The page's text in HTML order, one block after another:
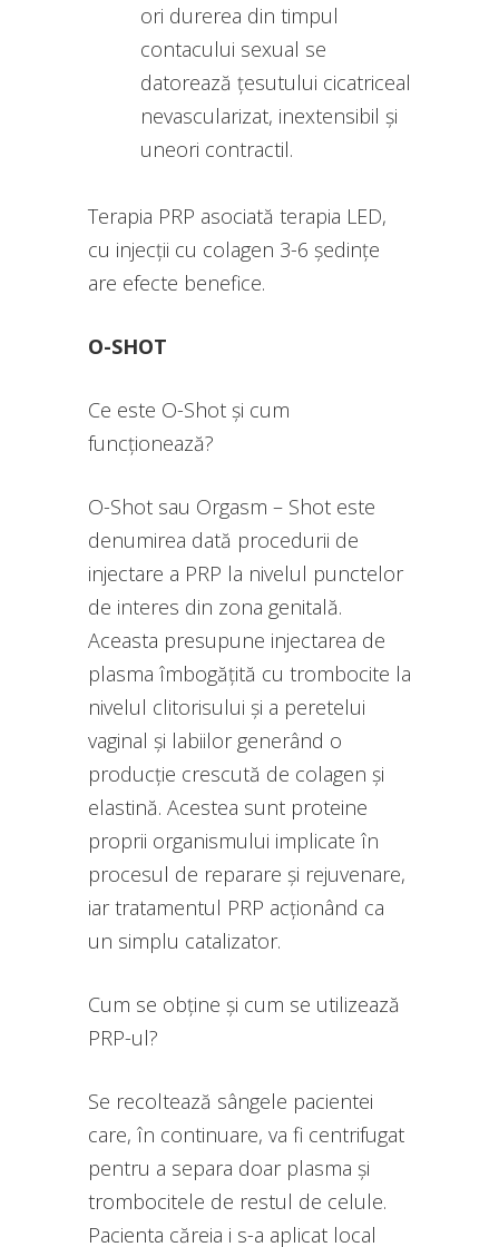
ori durerea din timpul
contacului sexual se
datorează țesutului cicatriceal
nevascularizat, inextensibil și
uneori contractil.
Terapia PRP asociată terapia LED,
cu injecții cu colagen 3-6 ședințe
are efecte benefice.
O-SHOT
Ce este O-Shot și cum
funcționează?
O-Shot sau Orgasm – Shot este
denumirea dată procedurii de
injectare a PRP la nivelul punctelor
de interes din zona genitală.
Aceasta presupune injectarea de
plasma îmbogățită cu trombocite la
nivelul clitorisului și a peretelui
vaginal și labiilor generând o
producție crescută de colagen și
elastină. Acestea sunt proteine
proprii organismului implicate în
procesul de reparare și rejuvenare,
iar tratamentul PRP acționând ca
un simplu catalizator.
Cum se obține și cum se utilizează
PRP-ul?
Se recoltează sângele pacientei
care, în continuare, va fi centrifugat
pentru a separa doar plasma și
trombocitele de restul de celule.
Pacienta căreia i s-a aplicat local